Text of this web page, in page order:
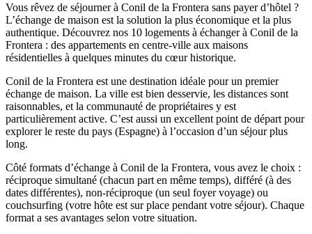
Vous rêvez de séjourner à Conil de la Frontera sans payer d’hôtel ?
L’échange de maison est la solution la plus économique et la plus
authentique. Découvrez nos 10 logements à échanger à Conil de la
Frontera : des appartements en centre-ville aux maisons
résidentielles à quelques minutes du cœur historique.
Conil de la Frontera est une destination idéale pour un premier
échange de maison. La ville est bien desservie, les distances sont
raisonnables, et la communauté de propriétaires y est
particulièrement active. C’est aussi un excellent point de départ pour
explorer le reste du pays (Espagne) à l’occasion d’un séjour plus
long.
Côté formats d’échange à Conil de la Frontera, vous avez le choix :
réciproque simultané (chacun part en même temps), différé (à des
dates différentes), non-réciproque (un seul foyer voyage) ou
couchsurfing (votre hôte est sur place pendant votre séjour). Chaque
format a ses avantages selon votre situation.